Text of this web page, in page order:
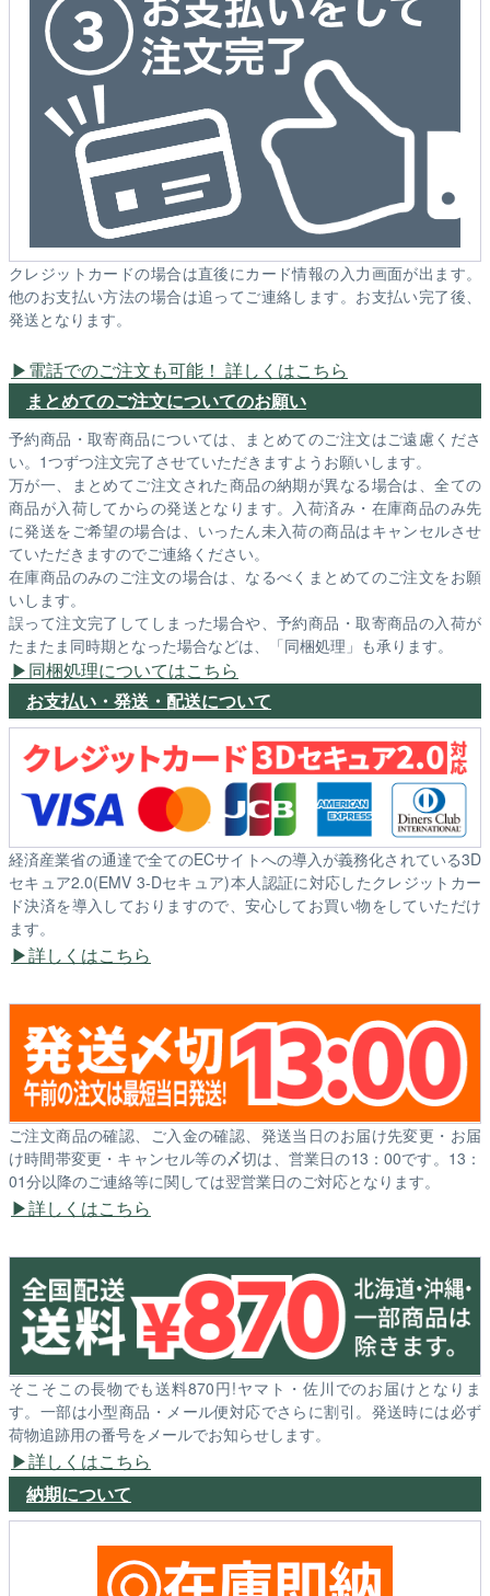
クレジットカードの場合は直後にカード情報の入力画面が出ます。
他のお支払い方法の場合は追ってご連絡します。お支払い完了後、
発送となります。
電話でのご注文も可能！ 詳しくはこちら
まとめてのご注文についてのお願い
予約商品・取寄商品については、まとめてのご注文はご遠慮くださ
い。1つずつ注文完了させていただきますようお願いします。
万が一、まとめてご注文された商品の納期が異なる場合は、全ての
商品が入荷してからの発送となります。入荷済み・在庫商品のみ先
に発送をご希望の場合は、いったん未入荷の商品はキャンセルさせ
ていただきますのでご連絡ください。
在庫商品のみのご注文の場合は、なるべくまとめてのご注文をお願
いします。
誤って注文完了してしまった場合や、予約商品・取寄商品の入荷が
たまたま同時期となった場合などは、「同梱処理」も承ります。
同梱処理についてはこちら
お支払い・発送・配送について
経済産業省の通達で全てのECサイトへの導入が義務化されている3D
セキュア2.0(EMV 3-Dセキュア)本人認証に対応したクレジットカー
ド決済を導入しておりますので、安心してお買い物をしていただけ
ます。
詳しくはこちら
ご注文商品の確認、ご入金の確認、発送当日のお届け先変更・お届
け時間帯変更・キャンセル等の〆切は、営業日の13：00です。13：
01分以降のご連絡等に関しては翌営業日のご対応となります。
詳しくはこちら
そこそこの長物でも送料870円!ヤマト・佐川でのお届けとなりま
す。一部は小型商品・メール便対応でさらに割引。発送時には必ず
荷物追跡用の番号をメールでお知らせします。
詳しくはこちら
納期について